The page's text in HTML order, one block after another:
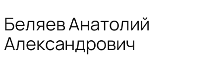
Беляев Анатолий
Александрович